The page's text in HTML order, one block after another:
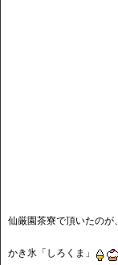
仙厳園茶寮で頂いたのが
かき氷「しろくま」